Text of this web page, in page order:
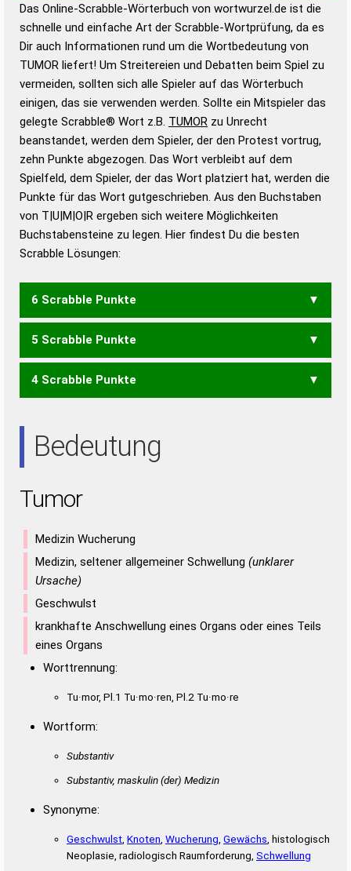
Wortwurzel liefert mit Hilfe eines semantischen
Wortanalyse-Algorithmus gute Anhaltspunkte zu
Wortbedeutung, Worttrennung und Wortform, um die
Gültigkeit eines Wortes für das Scrabble-Spiel zu
bestimmen!
zugelassene Turnier Scrabble-
Wörterbücher sind:
Duden – Standardwerk in 12 Bänden
Duden – Richtiges und gutes
Deutsch
Duden – Die deutsche Grammatik
Duden – Deutsches
Das Online-Scrabble-Wörterbuch von wortwurzel.de ist die
schnelle und einfache Art der Scrabble-Wortprüfung, da es
Dir auch Informationen rund um die Wortbedeutung von
TUMOR liefert! Um Streitereien und Debatten beim Spiel zu
vermeiden, sollten sich alle Spieler auf das Wörterbuch
einigen, das sie verwenden werden. Sollte ein Mitspieler das
gelegte Scrabble® Wort z.B. TUMOR zu Unrecht
beanstandet, werden dem Spieler, der den Protest vortrug,
zehn Punkte abgezogen. Das Wort verbleibt auf dem
Spielfeld, dem Spieler, der das Wort platziert hat, werden die
Punkte für das Wort gutgeschrieben. Aus den Buchstaben
von T|U|M|O|R ergeben sich weitere Möglichkeiten
Buchstabensteine zu legen. Hier findest Du die besten
Scrabble Lösungen:
6 Scrabble Punkte
ROM TOM MURT TRUM
5 Scrabble Punkte
MUR MUT RUM TOUR
4 Scrabble Punkte
Bedeutung
Tumor
Medizin Wucherung
Medizin, seltener allgemeiner Schwellung (unklarer
Ursache)
Geschwulst
krankhafte Anschwellung eines Organs oder eines Teils
eines Organs
Worttrennung:
Tu·mor, Pl.1 Tu·mo·ren, Pl.2 Tu·mo·re
Wortform:
Substantiv
Substantiv, maskulin(der) Medizin
Synonyme:
Geschwulst Knoten Wucherung Gewächs , histologisch
Neoplasie, radiologisch Raumforderung, Schwellung